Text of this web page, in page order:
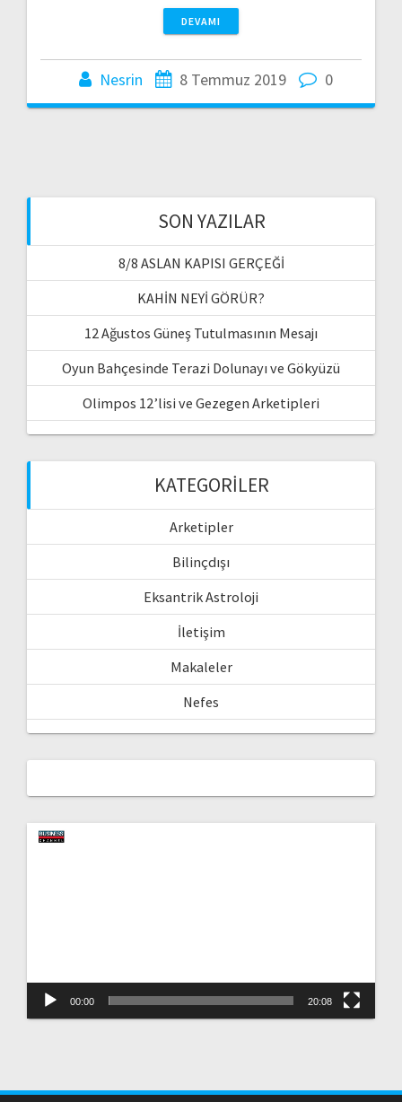
DEVAMI
Nesrin 8 Temmuz 2019 0
SON YAZILAR
8/8 ASLAN KAPISI GERÇEĞİ
KAHİN NEYİ GÖRÜR?
12 Ağustos Güneş Tutulmasının Mesajı
Oyun Bahçesinde Terazi Dolunayı ve Gökyüzü
Olimpos 12’lisi ve Gezegen Arketipleri
KATEGORILER
Arketipler
Bilinçdışı
Eksantrik Astroloji
İletişim
Makaleler
Nefes
00:00 20:08